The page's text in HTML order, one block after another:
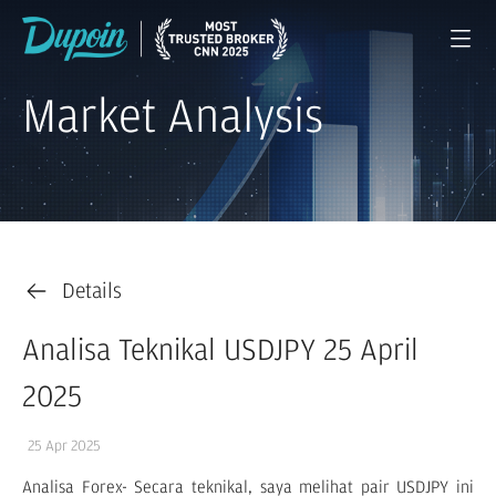
Market Analysis
Details
Analisa Teknikal USDJPY 25 April
2025
25 Apr 2025
Analisa Forex- Secara teknikal, saya melihat pair USDJPY ini